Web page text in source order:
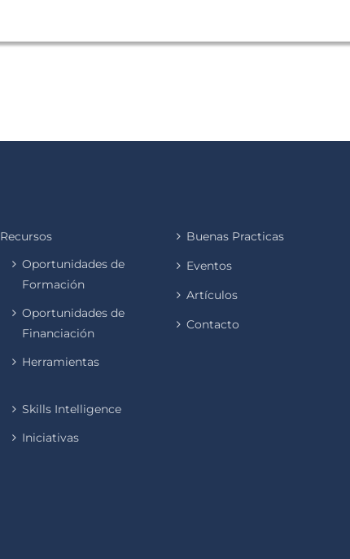
Recursos
Oportunidades de
Formación
Oportunidades de
Financiación
Herramientas
Skills Intelligence
Iniciativas
Buenas Practicas
Eventos
Artículos
Contacto